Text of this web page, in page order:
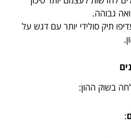
גבוהה.
תיק סולידי יותר עם דגש על
בשוק ההון:
: